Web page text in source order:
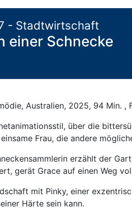
- Stadtwirtschaft
einer Schnecke
Australien, 2025, 94 Min. ,
über die
Frau, die andere
erzählt der
gerät Grace auf einen Weg
mit Pinky, einer
Härte sein kann.